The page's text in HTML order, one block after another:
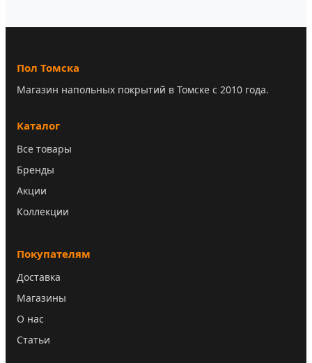
Пол Томска
Магазин напольных покрытий в Томске с 2010 года.
Каталог
Все товары
Бренды
Акции
Коллекции
Покупателям
Доставка
Магазины
О нас
Статьи